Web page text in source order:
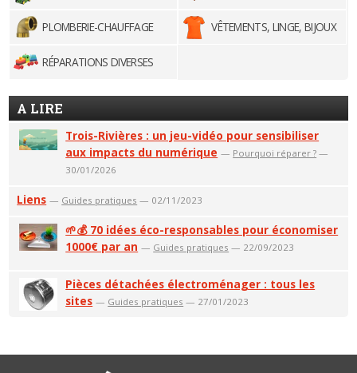
PLOMBERIE-CHAUFFAGE VÊTEMENTS, LINGE, BIJOUX
RÉPARATIONS DIVERSES
A LIRE
Trois-Rivières : un jeu-vidéo pour sensibiliser
aux impacts du numérique — Pourquoi réparer ? —
30/01/2026
Liens — Guides pratiques — 02/11/2023
🌱💰 70 idées éco-responsables pour économiser
1000€ par an — Guides pratiques — 22/09/2023
Pièces détachées électroménager : tous les
sites — Guides pratiques — 27/01/2023